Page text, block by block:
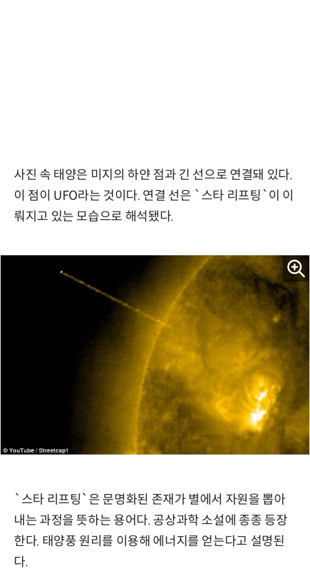
사진 속 태양은 미지의 하얀 점과 긴 선으로 연결돼 있다.
이 점이 UFO라는 것이다. 연결 선은 `스타 리프팅`이 이
뤄지고 있는 모습으로 해석됐다.
`스타 리프팅`은 문명화된 존재가 별에서 자원을 뽑아
내는 과정을 뜻하는 용어다. 공상과학 소설에 종종 등장
한다. 태양풍 원리를 이용해 에너지를 얻는다고 설명된
다.